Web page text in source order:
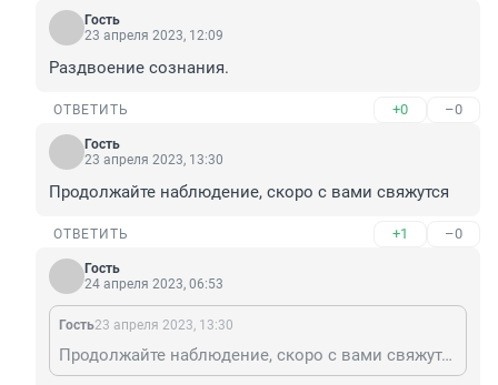
Гость
23 апреля 2023, 12:09
Раздвоение сознания.
ОТВЕТИТЬ +0 –0
Гость
23 апреля 2023, 13:30
Продолжайте наблюдение, скоро с вами свяжутся
ОТВЕТИТЬ +1 –0
Гость
24 апреля 2023, 06:53
Гость23 апреля 2023, 13:30
Продолжайте наблюдение, скоро с вами свяжутся